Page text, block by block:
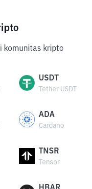
komunitas kripto
USDT
Tether USDT
ADA
Cardano
TNSR
Tensor